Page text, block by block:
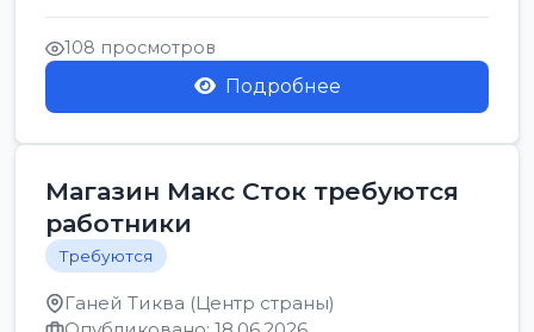
позицию возможна дом...
108 просмотров
Подробнее
Магазин Макс Сток требуются
работники
Требуются
Ганей Тиква (Центр страны)